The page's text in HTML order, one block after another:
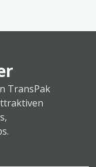
TransPak